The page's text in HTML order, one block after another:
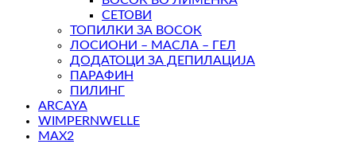
СЕТОВИ
ТОПИЛКИ ЗА ВОСОК
ЛОСИОНИ – МАСЛА – ГЕЛ
ДОДАТОЦИ ЗА ДЕПИЛАЦИЈА
ПАРАФИН
ПИЛИНГ
ARCAYA
WIMPERNWELLE
MAX2